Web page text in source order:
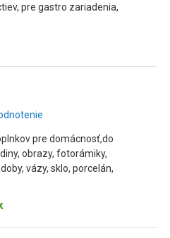
pre gastro zariadenia,
pre domácnosť,do
obrazy, fotorámiky,
vázy, sklo, porcelán,